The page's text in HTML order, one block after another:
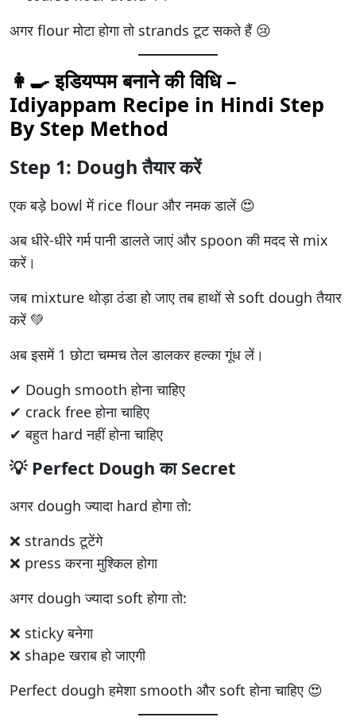
अगर flour मोटा होगा तो strands टूट सकते हैं 😢
👩‍🍳 इडियप्पम बनाने की विधि –
Idiyappam Recipe in Hindi Step
By Step Method
Step 1: Dough तैयार करें
एक बड़े bowl में rice flour और नमक डालें 😍
अब धीरे-धीरे गर्म पानी डालते जाएं और spoon की मदद से mix
करें।
जब mixture थोड़ा ठंडा हो जाए तब हाथों से soft dough तैयार
करें 💚
अब इसमें 1 छोटा चम्मच तेल डालकर हल्का गूंध लें।
✔ Dough smooth होना चाहिए
✔ crack free होना चाहिए
✔ बहुत hard नहीं होना चाहिए
💡 Perfect Dough का Secret
अगर dough ज्यादा hard होगा तो:
❌ strands टूटेंगे
❌ press करना मुश्किल होगा
अगर dough ज्यादा soft होगा तो:
❌ sticky बनेगा
❌ shape खराब हो जाएगी
Perfect dough हमेशा smooth और soft होना चाहिए 😍